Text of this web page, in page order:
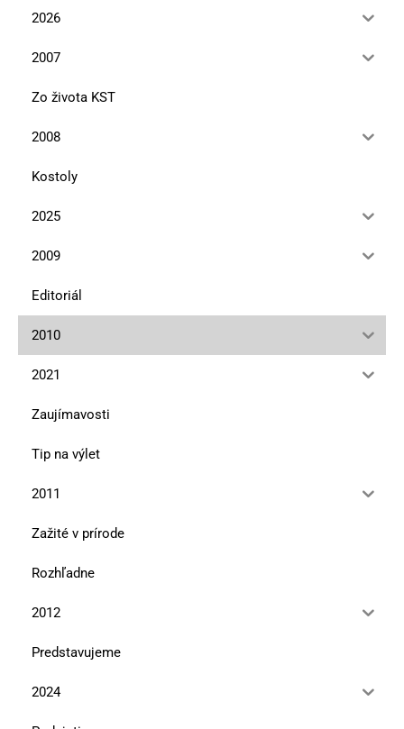
2026
2007
Zo života KST
2008
Kostoly
2025
2009
Editoriál
2010
2021
Zaujímavosti
Tip na výlet
2011
Zažité v prírode
Rozhľadne
2012
Predstavujeme
2024